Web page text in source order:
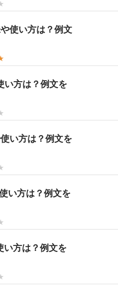
使い方は？例文
い方は？例文を
い方は？例文を
い方は？例文を
い方は？例文を